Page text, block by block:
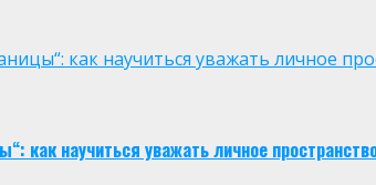
как научиться уважать личное
как научиться уважать личное